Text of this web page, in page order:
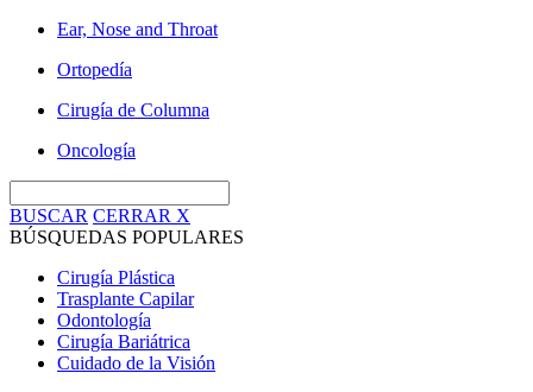
Ear, Nose and Throat
Ortopedía
Cirugía de Columna
Oncología
BUSCAR CERRAR X
BÚSQUEDAS POPULARES
Cirugía Plástica
Trasplante Capilar
Odontología
Cirugía Bariátrica
Cuidado de la Visión